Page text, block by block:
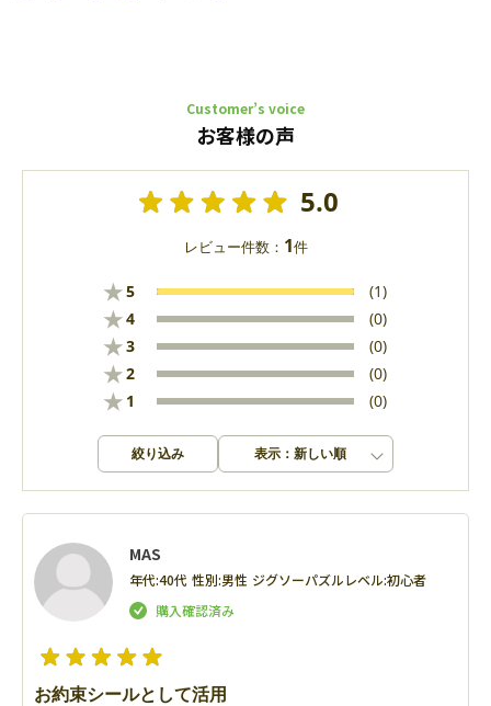
Customer’s voice
お客様の声
5.0
レビュー件数： 1件
★5 (1)
★4 (0)
★3 (0)
★2 (0)
★ 1 (0)
絞り込み 表示：新しい順
MAS
年代:40代 性別:男性 ジグソーパズルレベル:初心者
お約束シールとして活用